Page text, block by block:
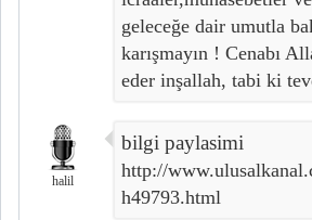
geleceğe dair umutla
karışmayın ! Cenabı
eder inşallah, tabi ki
halil
bilgi paylasimi
http://
h49793.html